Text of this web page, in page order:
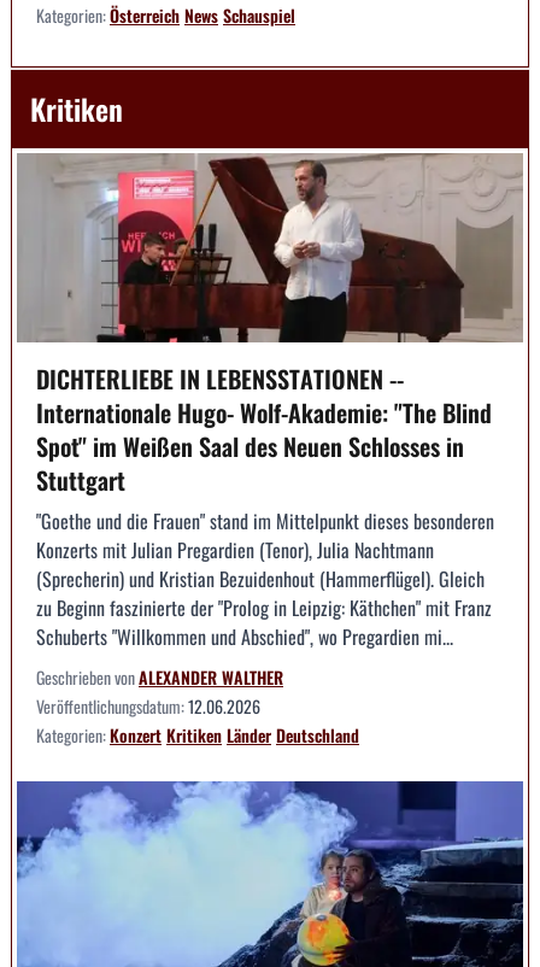
Kategorien:ÖsterreichNewsSchauspiel
Kritiken
DICHTERLIEBE IN LEBENSSTATIONEN --
Internationale Hugo- Wolf-Akademie: "The Blind
Spot" im Weißen Saal des Neuen Schlosses in
Stuttgart
"Goethe und die Frauen" stand im Mittelpunkt dieses besonderen
Konzerts mit Julian Pregardien (Tenor), Julia Nachtmann
(Sprecherin) und Kristian Bezuidenhout (Hammerflügel). Gleich
zu Beginn faszinierte der "Prolog in Leipzig: Käthchen" mit Franz
Schuberts "Willkommen und Abschied", wo Pregardien mi...
Geschrieben vonALEXANDER WALTHER
Veröffentlichungsdatum:12.06.2026
Kategorien:KonzertKritikenLänderDeutschland